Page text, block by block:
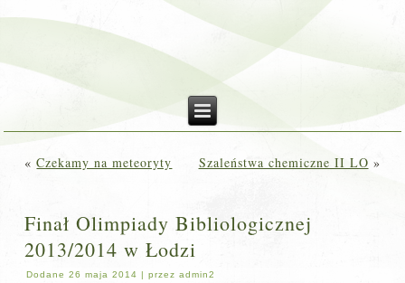
«Czekamy na meteoryty Szaleństwa chemiczne II LO »
Finał Olimpiady Bibliologicznej
2013/2014 w Łodzi
Dodane 26 maja 2014 |przez admin2